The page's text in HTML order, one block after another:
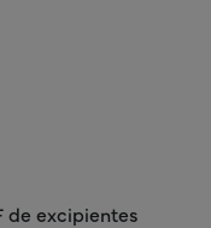
de excipientes